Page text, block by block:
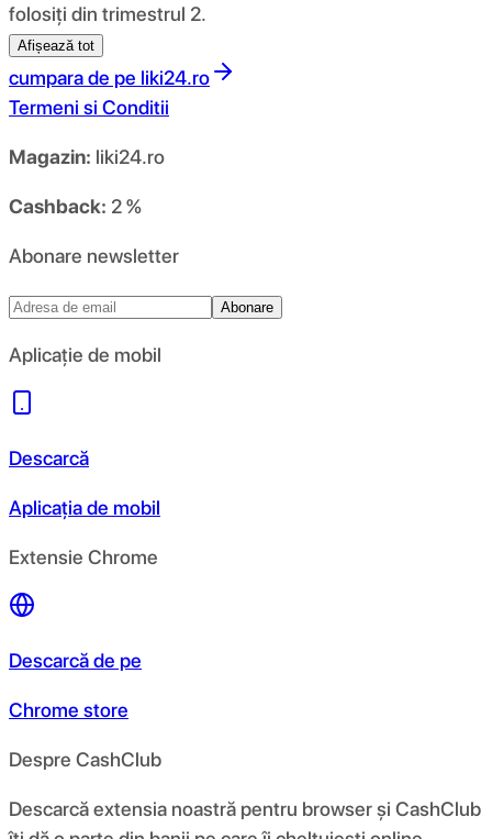
folosiți din trimestrul 2.
Afișează tot
cumpara de pe liki24.ro
Termeni si Conditii
Magazin: liki24.ro
Cashback: 2 %
Abonare newsletter
Abonare
Aplicație de mobil
Descarcă
Aplicația de mobil
Extensie Chrome
Descarcă de pe
Chrome store
Despre CashClub
Descarcă extensia noastră pentru browser și CashClub